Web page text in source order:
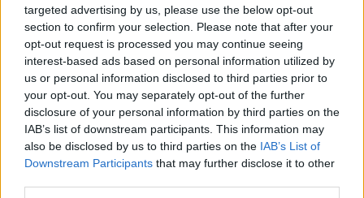
targeted advertising by us, please use the below opt-out
section to confirm your selection. Please note that after your
opt-out request is processed you may continue seeing
interest-based ads based on personal information utilized by
us or personal information disclosed to third parties prior to
your opt-out. You may separately opt-out of the further
disclosure of your personal information by third parties on the
IAB’s list of downstream participants. This information may
also be disclosed by us to third parties on the IAB’s List of
Downstream Participants that may further disclose it to other
Múlt héten az Apple bemutatta az új Mac Studiot, amely
M4 Max, illetve M3 Ultra chipekkel elérhető. Ez a döntés
kérdéseket vetett fel az Apple stratégiájával
kapcsolatban, az Ars Technica pedig ki is derítette a
választ. A vállalat elmondta, hogy innentől nem minden
chipgenerációban lesz Ultra szint, annak ellenére, hogy
az első három generáció - M1, M2 és M3 - kínál Ultra